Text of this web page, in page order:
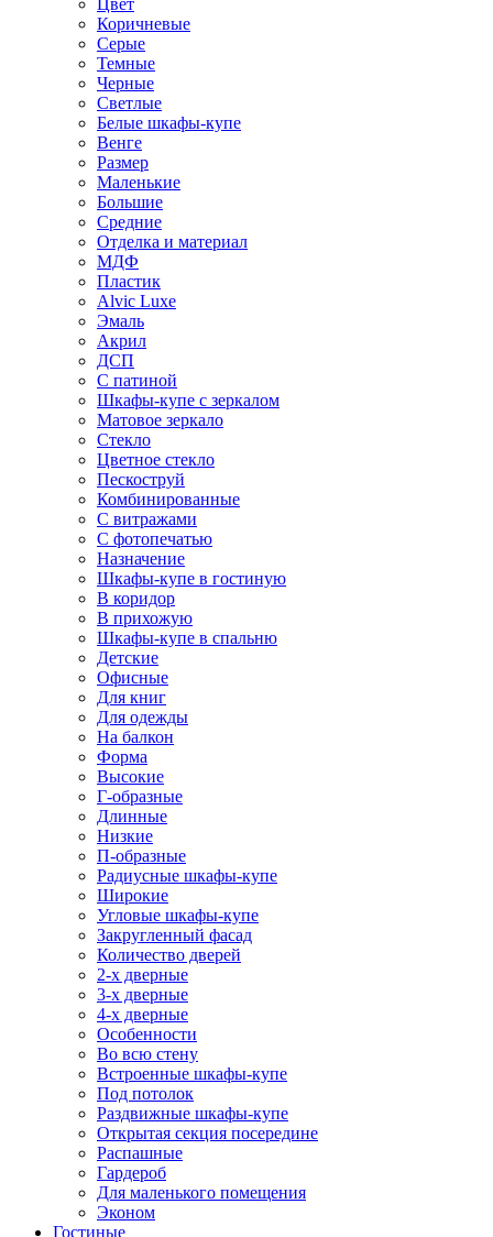
Цвет
Коричневые
Серые
Темные
Черные
Светлые
Белые шкафы-купе
Венге
Размер
Маленькие
Большие
Средние
Отделка и материал
МДФ
Пластик
Alvic Luxe
Эмаль
Акрил
ДСП
С патиной
Шкафы-купе с зеркалом
Матовое зеркало
Стекло
Цветное стекло
Пескоструй
Комбинированные
С витражами
С фотопечатью
Назначение
Шкафы-купе в гостиную
В коридор
В прихожую
Шкафы-купе в спальню
Детские
Офисные
Для книг
Для одежды
На балкон
Форма
Высокие
Г-образные
Длинные
Низкие
П-образные
Радиусные шкафы-купе
Широкие
Угловые шкафы-купе
Закругленный фасад
Количество дверей
2-х дверные
3-х дверные
4-х дверные
Особенности
Во всю стену
Встроенные шкафы-купе
Под потолок
Раздвижные шкафы-купе
Открытая секция посередине
Распашные
Гардероб
Для маленького помещения
Эконом
Гостиные